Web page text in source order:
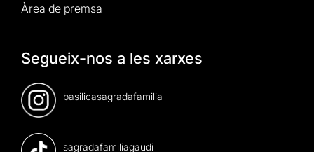
Àrea de premsa
Segueix-nos a les xarxes
basilicasagradafamilia
sagradafamiliagaudi